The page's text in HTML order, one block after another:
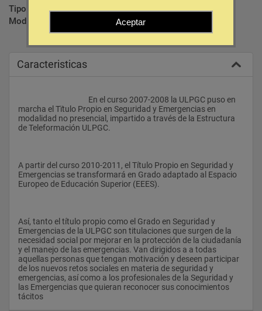
Tipo:
Carreras Universitarias
Modalidad:
Caracteristicas
marcha el Tïtulo Propio en Seguridad y Emergencias en
modalidad no presencial, impartido a través de la Estructura
de Teleformación ULPGC.
A partir del curso 2010-2011, el Título Propio en Seguridad y
Emergencias se transformará en Grado adaptado al Espacio
Europeo de Educación Superior (EEES).
Así, tanto el título propio como el Grado en Seguridad y
Emergencias de la ULPGC son titulaciones que surgen de la
necesidad social por mejorar en la protección de la ciudadanía
y el manejo de las emergencias. Van dirigidos a a todas
aquellas personas que tengan motivación y deseen participar
de los nuevos retos sociales en materia de seguridad y
emergencias, así como a los profesionales de la Seguridad y
las Emergencias que quieran reconocer sus conocimientos
Aceptar